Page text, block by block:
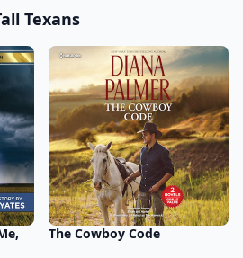
Texans
The Cowboy Code